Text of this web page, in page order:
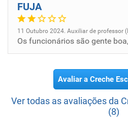
FUJA
11 Outubro 2024. Auxiliar de professor
Avaliar a Creche
Ver todas as avaliações da
(8)